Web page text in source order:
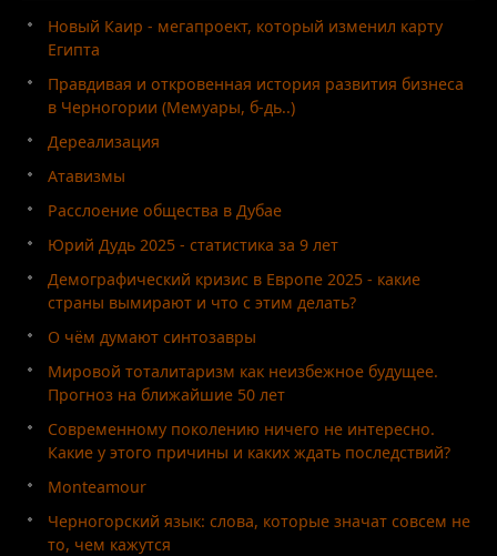
Новый Каир - мегапроект, который изменил карту
Египта
Правдивая и откровенная история развития бизнеса
в Черногории (Мемуары, б-дь..)
Дереализация
Атавизмы
Расслоение общества в Дубае
Юрий Дудь 2025 - статистика за 9 лет
Демографический кризис в Европе 2025 - какие
страны вымирают и что с этим делать?
О чём думают синтозавры
Мировой тоталитаризм как неизбежное будущее.
Прогноз на ближайшие 50 лет
Современному поколению ничего не интересно.
Какие у этого причины и каких ждать последствий?
Monteamour
Черногорский язык: слова, которые значат совсем не
то, чем кажутся